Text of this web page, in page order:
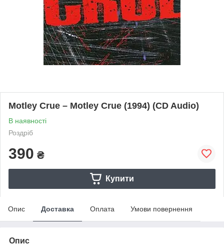
Motley Crue – Motley Crue (1994) (CD Audio)
В наявності
Роздріб
390 ₴
Купити
Опис Доставка Оплата Умови повернення
Опис